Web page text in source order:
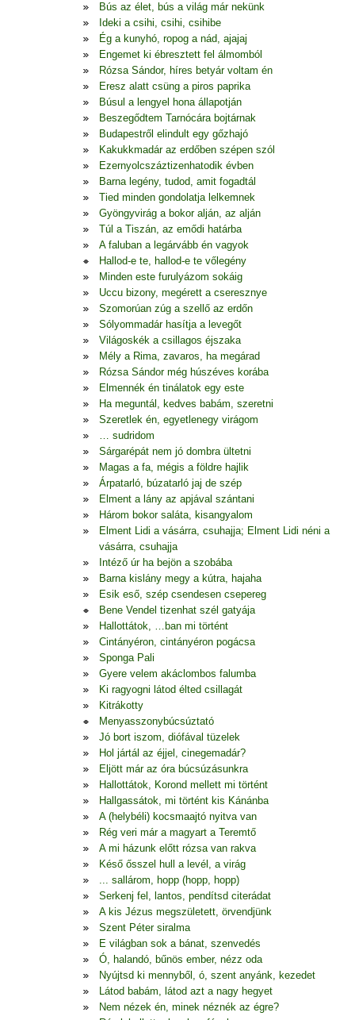
Bús az élet, bús a világ már nekünk
Ideki a csihi, csihi, csihibe
Ég a kunyhó, ropog a nád, ajajaj
Engemet ki ébresztett fel álmomból
Rózsa Sándor, híres betyár voltam én
Eresz alatt csüng a piros paprika
Búsul a lengyel hona állapotján
Beszegődtem Tarnócára bojtárnak
Budapestről elindult egy gőzhajó
Kakukkmadár az erdőben szépen szól
Ezernyolcszáztizenhatodik évben
Barna legény, tudod, amit fogadtál
Tied minden gondolatja lelkemnek
Gyöngyvirág a bokor alján, az alján
Túl a Tiszán, az emődi határba
A faluban a legárvább én vagyok
Hallod-e te, hallod-e te vőlegény
Minden este furulyázom sokáig
Uccu bizony, megérett a cseresznye
Szomorúan zúg a szellő az erdőn
Sólyommadár hasítja a levegőt
Világoskék a csillagos éjszaka
Mély a Rima, zavaros, ha megárad
Rózsa Sándor még húszéves korába
Elmennék én tinálatok egy este
Ha meguntál, kedves babám, szeretni
Szeretlek én, egyetlenegy virágom
… sudridom
Sárgarépát nem jó dombra ültetni
Magas a fa, mégis a földre hajlik
Árpatarló, búzatarló jaj de szép
Elment a lány az apjával szántani
Három bokor saláta, kisangyalom
Elment Lidi a vásárra, csuhajja; Elment Lidi néni a
vásárra, csuhajja
Intéző úr ha bejön a szobába
Barna kislány megy a kútra, hajaha
Esik eső, szép csendesen csepereg
Bene Vendel tizenhat szél gatyája
Hallottátok, …ban mi történt
Cintányéron, cintányéron pogácsa
Sponga Pali
Gyere velem akáclombos falumba
Ki ragyogni látod élted csillagát
Kitrákotty
Menyasszonybúcsúztató
Jó bort iszom, diófával tüzelek
Hol jártál az éjjel, cinegemadár?
Eljött már az óra búcsúzásunkra
Hallottátok, Korond mellett mi történt
Hallgassátok, mi történt kis Kánánba
A (helybéli) kocsmaajtó nyitva van
Rég veri már a magyart a Teremtő
A mi házunk előtt rózsa van rakva
Késő ősszel hull a levél, a virág
... sallárom, hopp (hopp, hopp)
Serkenj fel, lantos, pendítsd citerádat
A kis Jézus megszületett, örvendjünk
Szent Péter siralma
E világban sok a bánat, szenvedés
Ó, halandó, bűnös ember, nézz oda
Nyújtsd ki mennyből, ó, szent anyánk, kezedet
Látod babám, látod azt a nagy hegyet
Nem nézek én, minek néznék az égre?